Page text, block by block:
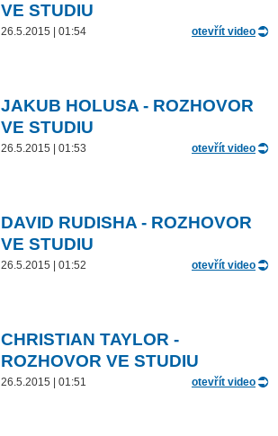
VE STUDIU
26.5.2015 | 01:54 otevřít video
JAKUB HOLUSA - ROZHOVOR
VE STUDIU
26.5.2015 | 01:53 otevřít video
DAVID RUDISHA - ROZHOVOR
VE STUDIU
26.5.2015 | 01:52 otevřít video
CHRISTIAN TAYLOR -
ROZHOVOR VE STUDIU
26.5.2015 | 01:51 otevřít video